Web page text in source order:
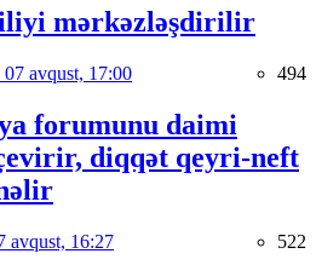
mərkəzləşdirilir
07 avqust, 17:00 494
forumunu daimi
diqqət qeyri-neft
avqust, 16:27 522